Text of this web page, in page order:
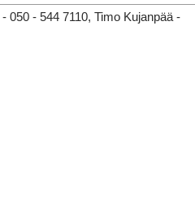
- 050 - 544 7110, Timo Kujanpää -